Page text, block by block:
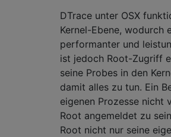
DTrace unter OSX
Kernel-Ebene, wodurch
performanter und
ist jedoch Root-Zugriff
seine Probes in den
damit alles zu tun. Ein
eigenen Prozesse nicht
Root angemeldet zu
Root nicht nur seine